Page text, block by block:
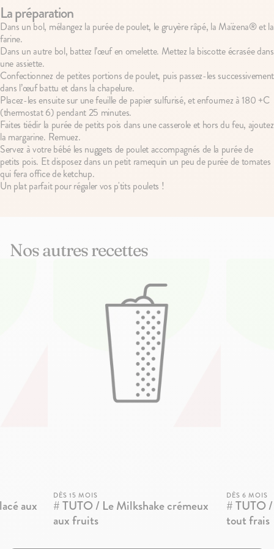
La préparation
Dans un bol, mélangez la purée de poulet, le gruyère râpé, la Maïzena® et la
farine.
Dans un autre bol, battez l’œuf en omelette. Mettez la biscotte écrasée dans
une assiette.
Confectionnez de petites portions de poulet, puis passez-les successivement
dans l’œuf battu et dans la chapelure.
Placez-les ensuite sur une feuille de papier sulfurisé, et enfournez à 180 +C
(thermostat 6) pendant 25 minutes.
Faites tiédir la purée de petits pois dans une casserole et hors du feu, ajoutez
la margarine. Remuez.
Servez à votre bébé les nuggets de poulet accompagnés de la purée de
petits pois. Et disposez dans un petit ramequin un peu de purée de tomates
qui fera office de ketchup.
Un plat parfait pour régaler vos p'tits poulets !
Nos autres recettes
aux
DÈS 15 MOIS
# TUTO / Le Milkshake crémeux
aux fruits
DÈS 6 MOIS
# TUTO
tout frais